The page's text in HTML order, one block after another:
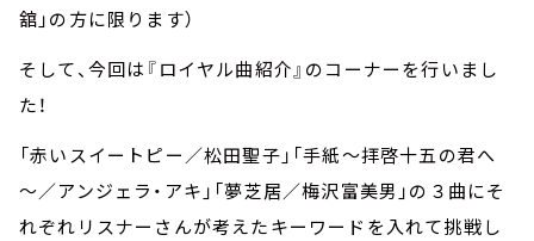
舘」の方に限ります）
そして、今回は『ロイヤル曲紹介』のコーナーを行いまし
た！
「赤いスイートピー／松田聖子」「手紙～拝啓十五の君へ
～／アンジェラ・アキ」「夢芝居／梅沢富美男」の３曲にそ
れぞれリスナーさんが考えたキーワードを入れて挑戦し